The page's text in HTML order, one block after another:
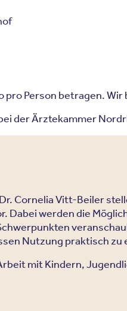
pro Person betragen.
der Ärztekammer
Cornelia Vitt-Beiler
Dabei werden die
Nutzung praktisch zu
mit Kindern,